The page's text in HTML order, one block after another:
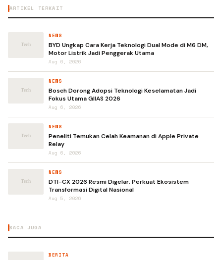
ARTIKEL TERKAIT
NEWS
BYD Ungkap Cara Kerja Teknologi Dual Mode di M6 DM,
Motor Listrik Jadi Penggerak Utama
Aug 6, 2026
NEWS
Bosch Dorong Adopsi Teknologi Keselamatan Jadi
Fokus Utama GIIAS 2026
Aug 6, 2026
NEWS
Peneliti Temukan Celah Keamanan di Apple Private
Relay
Aug 6, 2026
NEWS
DTI-CX 2026 Resmi Digelar, Perkuat Ekosistem
Transformasi Digital Nasional
Aug 5, 2026
BACA JUGA
BERITA